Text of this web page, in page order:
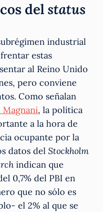
delstatus
industrial
estas
al Reino Unido
pero conviene
Como señalan
, la política
a la hora de
ocupante por la
datos delStockholm
indican que
0,7% del PBI en
que no sólo es
el 2% al que se